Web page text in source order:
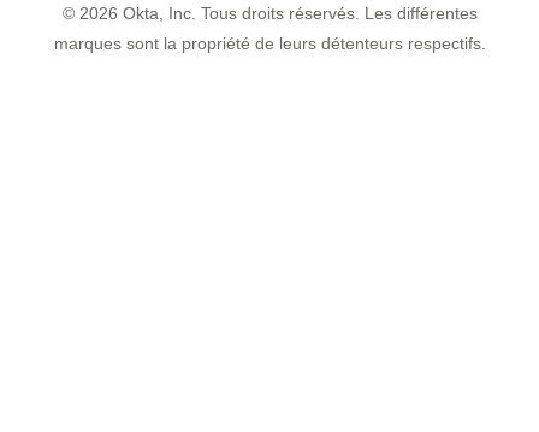
© 2026 Okta, Inc. Tous droits réservés. Les différentes
marques sont la propriété de leurs détenteurs respectifs.